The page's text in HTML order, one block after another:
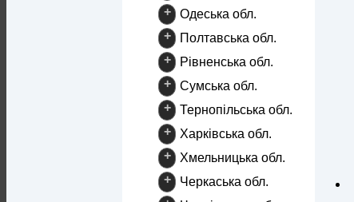
+
Одеська обл.
+
Полтавська обл.
+
Рівненська обл.
+
Сумська обл.
+
Тернопільська обл.
+
Харківська обл.
+
Хмельницька обл.
+
Черкаська обл.